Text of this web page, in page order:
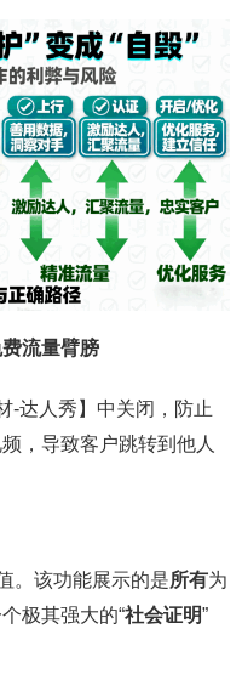
流量臂膀
-达人秀】中关闭，防止
，导致客户跳转到他人
。该功能展示的是所有为
极其强大的“社会证明”